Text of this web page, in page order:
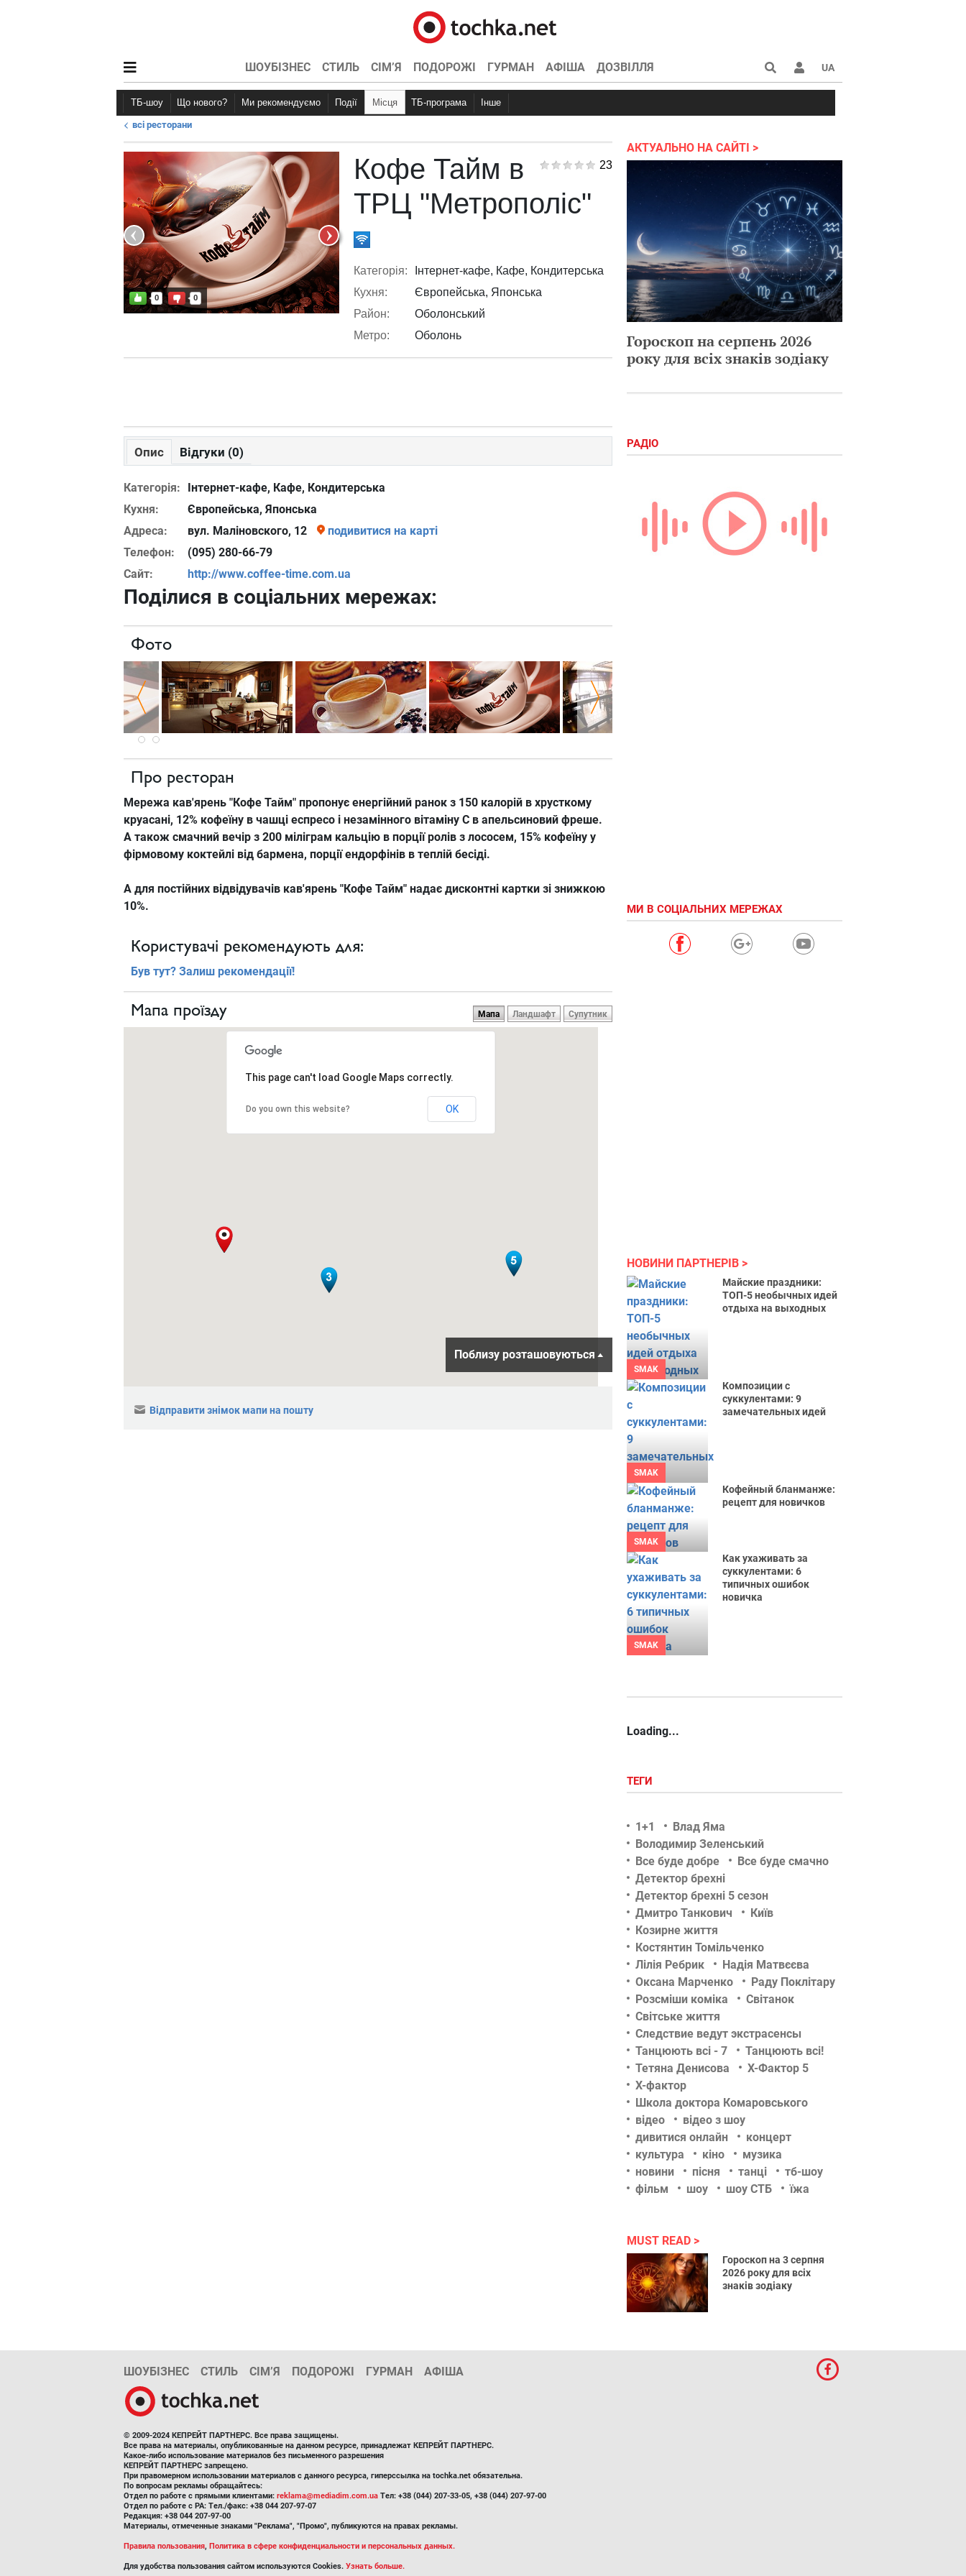
ШОУБІЗНЕС СТИЛЬ СІМ’Я ПОДОРОЖІ ГУРМАН АФІША ДОЗВІЛЛЯ UA
ТБ-шоу Що нового?
Новини афіші
Ми рекомендуємо Події Місця ТБ-програма Інше
всі ресторани
0 0
23
Кофе Тайм в
ТРЦ "Метрополіс"
Категорія:
Інтернет-кафе, Кафе, Кондитерська
Кухня:
Європейська, Японська
Район:
Оболонський
Метро:
Оболонь
Опис Відгуки (0)
Категорія:
Інтернет-кафе, Кафе, Кондитерська
Кухня:
Європейська, Японська
Адреса:
вул. Маліновского, 12
подивитися на карті
Телефон:
(095) 280-66-79
Сайт:
http://www.coffee-time.com.ua
Поділися в соціальних мережах:
Фото
Про ресторан
Мережа кав'ярень "Кофе Тайм" пропонує енергійний ранок з 150 калорій в хрусткому
круасані, 12% кофеїну в чашці еспресо і незамінного вітаміну С в апельсиновий фреше.
А також смачний вечір з 200 міліграм кальцію в порції ролів з ​​лососем, 15% кофеїну у
фірмовому коктейлі від бармена, порції ендорфінів в теплій бесіді.
А для постійних відвідувачів кав'ярень "Кофе Тайм" надає дисконтні картки зі знижкою
10%.
Користувачі рекомендують для:
Був тут? Залиш рекомендації!
Мапа проїзду Мапа Ландшафт Супутник
This page can't load Google Maps correctly.
Do you own this website? OK
Поблизу розташовуються
Відправити знімок мапи на пошту
АКТУАЛЬНО НА САЙТІ
Гороскоп на серпень 2026
року для всіх знаків зодіаку
РАДІО
МИ В СОЦІАЛЬНИХ МЕРЕЖАХ
НОВИНИ ПАРТНЕРІВ
SMAK
Майские праздники:
ТОП-5 необычных идей
отдыха на выходных
SMAK
Композиции с
суккулентами: 9
замечательных идей
SMAK
Кофейный бланманже:
рецепт для новичков
SMAK
Как ухаживать за
суккулентами: 6
типичных ошибок
новичка
Loading...
ТЕГИ
1+1
Влад Яма
Володимир Зеленський
Все буде добре
Все буде смачно
Детектор брехні
Детектор брехні 5 сезон
Дмитро Танкович
Київ
Козирне життя
Костянтин Томільченко
Лілія Ребрик
Надія Матвєєва
Оксана Марченко
Раду Поклітару
Розсміши коміка
Світанок
Світське життя
Следствие ведут экстрасенсы
Танцюють всі - 7
Танцюють всі!
Тетяна Денисова
Х-Фактор 5
Х-фактор
Школа доктора Комаровського
відео
відео з шоу
дивитися онлайн
концерт
культура
кіно
музика
новини
пісня танці
тб-шоу
фільм
шоу шоу СТБ їжа
MUST READ
Гороскоп на 3 серпня
2026 року для всіх
знаків зодіаку
ШОУБІЗНЕС СТИЛЬ СІМ’Я ПОДОРОЖІ ГУРМАН АФІША
© 2009-2024 КЕПРЕЙТ ПАРТНЕРС. Все права защищены.
Все права на материалы, опубликованные на данном ресурсе, принадлежат КЕПРЕЙТ ПАРТНЕРС.
Какое-либо использование материалов без письменного разрешения
КЕПРЕЙТ ПАРТНЕРС запрещено.
При правомерном использовании материалов с данного ресурса, гиперссылка на tochka.net обязательна.
По вопросам рекламы обращайтесь:
Отдел по работе с прямыми клиентами: reklama@mediadim.com.ua Тел: +38 (044) 207-33-05, +38 (044) 207-97-00
Отдел по работе с РА: Тел./факс: +38 044 207-97-07
Редакция: +38 044 207-97-00
Материалы, отмеченные знаками "Реклама", "Промо", публикуются на правах рекламы.
Правила пользования, Политика в сфере конфиденциальности и персональных данных.
Для удобства пользования сайтом используются Cookies. Узнать больше.